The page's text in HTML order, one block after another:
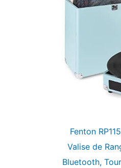
Fenton
Valise de
Bluetooth,